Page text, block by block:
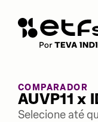
COMPARADOR
AUVP11 x
Selecione até